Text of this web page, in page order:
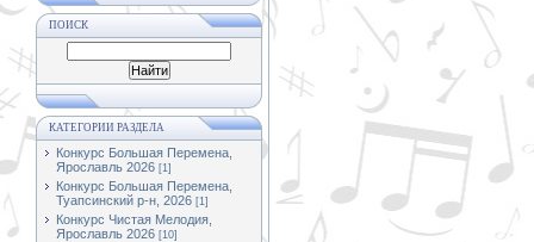
ПОИСК
КАТЕГОРИИ РАЗДЕЛА
Конкурс Большая Перемена,
Ярославль 2026 [1]
Конкурс Большая Перемена,
Туапсинский р-н, 2026 [1]
Конкурс Чистая Мелодия,
Ярославль 2026 [10]